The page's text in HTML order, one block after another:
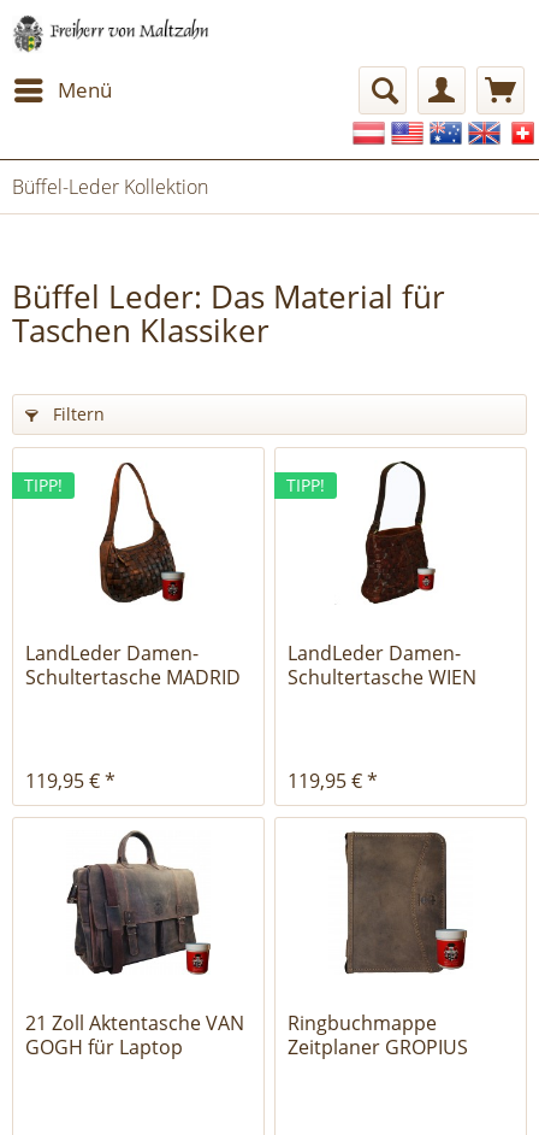
Menü
Büffel-Leder Kollektion
Büffel Leder: Das Material für
Taschen Klassiker
Filtern
TIPP!
LandLeder Damen-
Schultertasche MADRID
119,95 € *
TIPP!
LandLeder Damen-
Schultertasche WIEN
119,95 € *
21 Zoll Aktentasche VAN
GOGH für Laptop
Ringbuchmappe
Zeitplaner GROPIUS